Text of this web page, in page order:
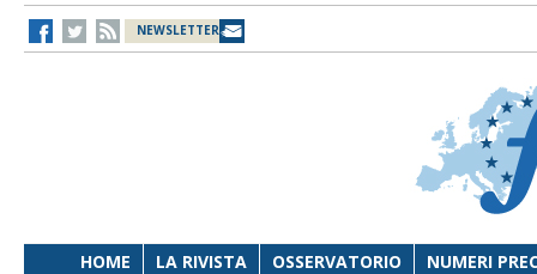
NEWSLETTER
HOME LA RIVISTA OSSERVATORIO NUMERI